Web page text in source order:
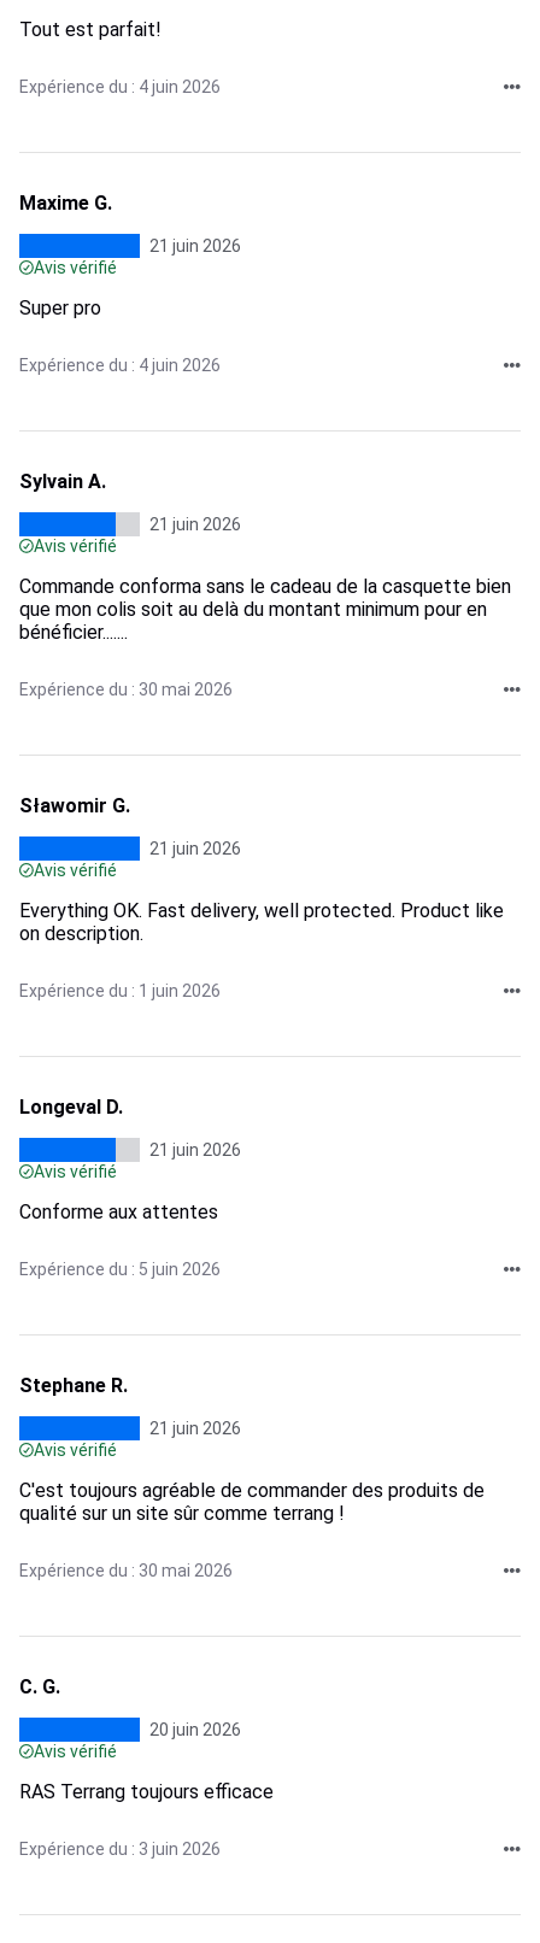
Tout est parfait!
Expérience du : 4 juin 2026
Maxime G.
21 juin 2026
Avis vérifié
Super pro
Expérience du : 4 juin 2026
Sylvain A.
21 juin 2026
Avis vérifié
Commande conforma sans le cadeau de la casquette bien
que mon colis soit au delà du montant minimum pour en
bénéficier.......
Expérience du : 30 mai 2026
Sławomir G.
21 juin 2026
Avis vérifié
Everything OK. Fast delivery, well protected. Product like
on description.
Expérience du : 1 juin 2026
Longeval D.
21 juin 2026
Avis vérifié
Conforme aux attentes
Expérience du : 5 juin 2026
Stephane R.
21 juin 2026
Avis vérifié
C'est toujours agréable de commander des produits de
qualité sur un site sûr comme terrang !
Expérience du : 30 mai 2026
C. G.
20 juin 2026
Avis vérifié
RAS Terrang toujours efficace
Expérience du : 3 juin 2026